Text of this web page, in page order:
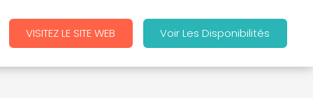
VISITEZ LE SITE WEB Voir Les Disponibilités